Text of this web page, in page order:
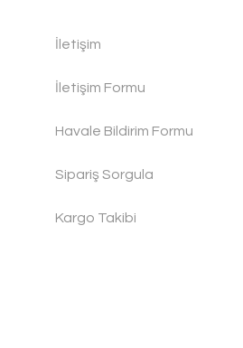
İletişim
İletişim Formu
Havale Bildirim Formu
Sipariş Sorgula
Kargo Takibi